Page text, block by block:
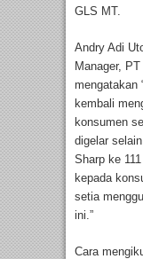
GLS MT.
Andry Adi
Manager,
mengatakan
kembali
konsumen
digelar
Sharp ke
kepada
setia
ini.”
Cara